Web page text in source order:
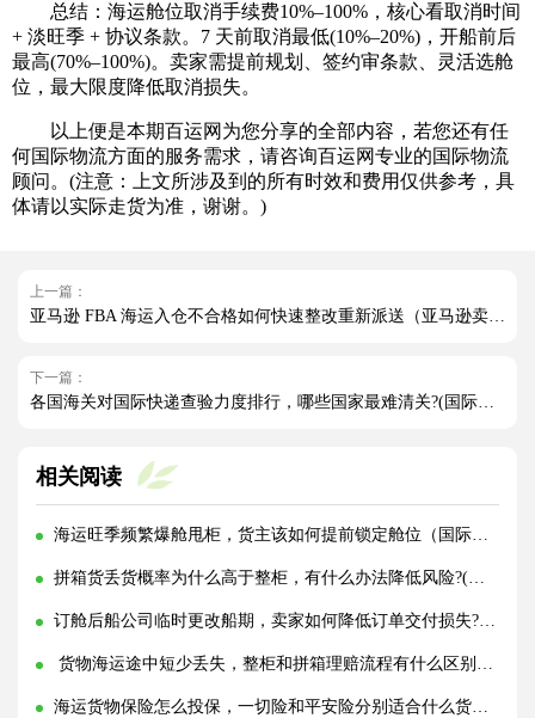
总结：海运舱位取消手续费10%–100%，核心看取消时间
+ 淡旺季 + 协议条款。7 天前取消最低(10%–20%)，开船前后
最高(70%–100%)。卖家需提前规划、签约审条款、灵活选舱
位，最大限度降低取消损失。
以上便是本期百运网为您分享的全部内容，若您还有任
何国际物流方面的服务需求，请咨询百运网专业的国际物流
顾问。(注意：上文所涉及到的所有时效和费用仅供参考，具
体请以实际走货为准，谢谢。)
上一篇：
亚马逊 FBA 海运入仓不合格如何快速整改重新派送（亚马逊卖家请注意）
下一篇：
各国海关对国际快递查验力度排行，哪些国家最难清关?(国际快递干货知识分享)
相关阅读
海运旺季频繁爆舱甩柜，货主该如何提前锁定舱位（国际海运干货知识分享）
拼箱货丢货概率为什么高于整柜，有什么办法降低风险?(国际海运干货知识分享)
订舱后船公司临时更改船期，卖家如何降低订单交付损失?(国际海运干货知识分享)
货物海运途中短少丢失，整柜和拼箱理赔流程有什么区别?(国际海运干货知识分享)
海运货物保险怎么投保，一切险和平安险分别适合什么货物?(国际海运干货知识分享)